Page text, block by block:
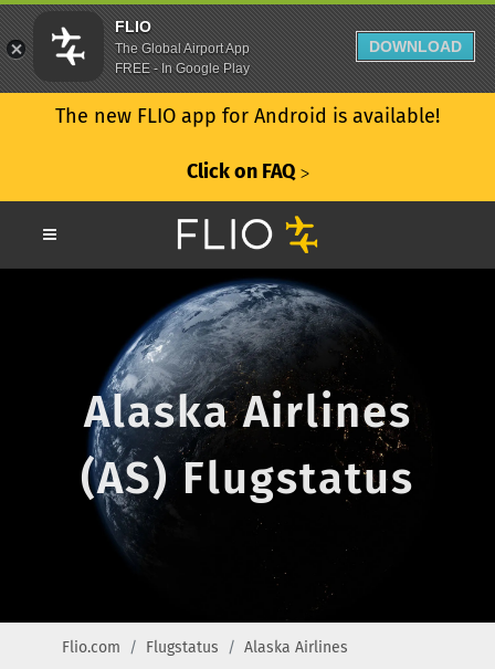
The new FLIO app for Android is available!
Click on FAQ ᐳ
Alaska Airlines
(AS) Flugstatus
Flio.com Flugstatus Alaska Airlines
FLIO
The Global Airport App
FREE - In Google Play
DOWNLOAD